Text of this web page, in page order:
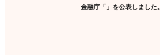
金融庁「」を公表しました。